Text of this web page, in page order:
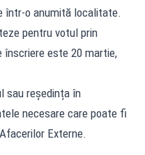
într-o anumită localitate.
pentru votul prin
înscriere este 20 martie,
sau reședința în
necesare care poate fi
Externe.